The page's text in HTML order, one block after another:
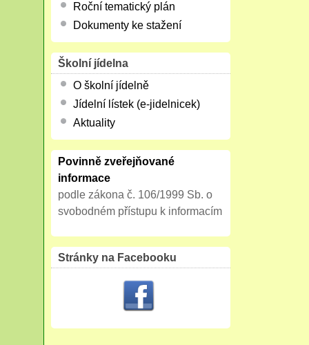
Roční tematický plán
Dokumenty ke stažení
Školní jídelna
O školní jídelně
Jídelní lístek (e-jidelnicek)
Aktuality
Povinně zveřejňované
informace
podle zákona č. 106/1999 Sb. o
svobodném přístupu k informacím
Stránky na Facebooku